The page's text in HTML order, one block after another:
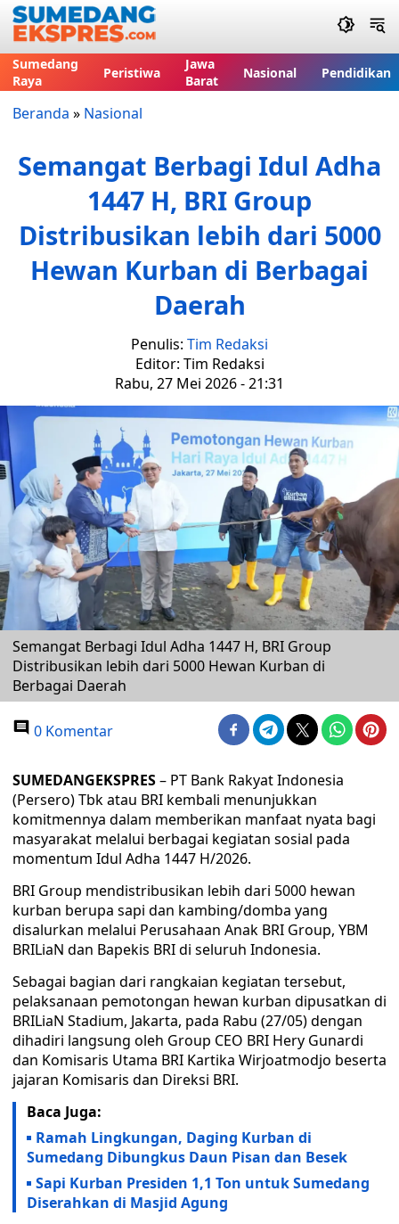
Sumedang
Raya
Peristiwa
Jawa
Barat
Nasional Pendidikan
Beranda » Nasional
Semangat Berbagi Idul Adha
1447 H, BRI Group
Distribusikan lebih dari 5000
Hewan Kurban di Berbagai
Daerah
Penulis: Tim Redaksi
Editor: Tim Redaksi
Rabu, 27 Mei 2026 - 21:31
Semangat Berbagi Idul Adha 1447 H, BRI Group
Distribusikan lebih dari 5000 Hewan Kurban di
Berbagai Daerah
0 Komentar
SUMEDANGEKSPRES– PT Bank Rakyat Indonesia
(Persero) Tbk atau BRI kembali menunjukkan
komitmennya dalam memberikan manfaat nyata bagi
masyarakat melalui berbagai kegiatan sosial pada
momentum Idul Adha 1447 H/2026.
BRI Group mendistribusikan lebih dari 5000 hewan
kurban berupa sapi dan kambing/domba yang
disalurkan melalui Perusahaan Anak BRI Group, YBM
BRILiaN dan Bapekis BRI di seluruh Indonesia.
Sebagai bagian dari rangkaian kegiatan tersebut,
pelaksanaan pemotongan hewan kurban dipusatkan di
BRILiaN Stadium, Jakarta, pada Rabu (27/05) dengan
dihadiri langsung oleh Group CEO BRI Hery Gunardi
dan Komisaris Utama BRI Kartika Wirjoatmodjo beserta
jajaran Komisaris dan Direksi BRI.
Baca Juga:
Ramah Lingkungan, Daging Kurban di
Sumedang Dibungkus Daun Pisan dan Besek
Sapi Kurban Presiden 1,1 Ton untuk Sumedang
Diserahkan di Masjid Agung